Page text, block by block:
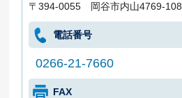
〒394-0055 岡谷市内山4769-108
電話番号
0266-21-7660
FAX